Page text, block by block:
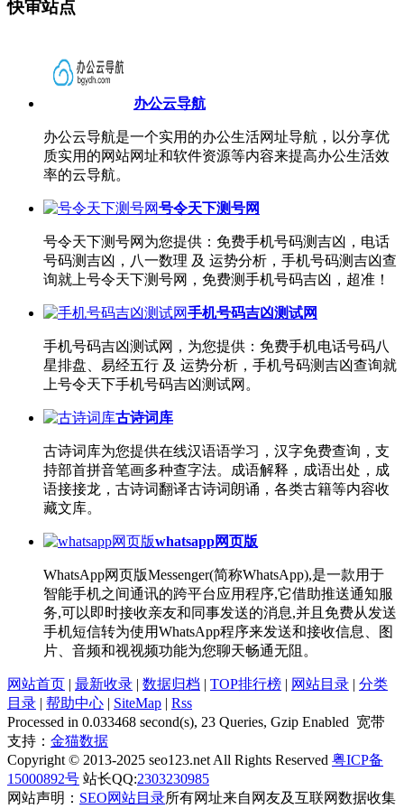
快审站点
办公云导航
办公云导航是一个实用的办公生活网址导航，以分享优
质实用的网站网址和软件资源等内容来提高办公生活效
率的云导航。
号令天下测号网
号令天下测号网为您提供：免费手机号码测吉凶，电话
号码测吉凶，八一数理 及 运势分析，手机号码测吉凶查
询就上号令天下测号网，免费测手机号码吉凶，超准！
手机号码吉凶测试网
手机号码吉凶测试网，为您提供：免费手机电话号码八
星排盘、易经五行 及 运势分析，手机号码测吉凶查询就
上号令天下手机号码吉凶测试网。
古诗词库
古诗词库为您提供在线汉语语学习，汉字免费查询，支
持部首拼音笔画多种查字法。成语解释，成语出处，成
语接接龙，古诗词翻译古诗词朗诵，各类古籍等内容收
藏文库。
whatsapp网页版
WhatsApp网页版Messenger(简称WhatsApp),是一款用于
智能手机之间通讯的跨平台应用程序,它借助推送通知服
务,可以即时接收亲友和同事发送的消息,并且免费从发送
手机短信转为使用WhatsApp程序来发送和接收信息、图
片、音频和视视频功能为您聊天畅通无阻。
网站首页 | 最新收录 | 数据归档 | TOP排行榜 | 网站目录 | 分类
目录 | 帮助中心 | SiteMap | Rss
Processed in 0.033468 second(s), 23 Queries, Gzip Enabled 宽带
支持： 金猫数据
Copyright © 2013-2025 seo123.net All Rights Reserved 粤ICP备
15000892号 站长QQ:2303230985
网站声明： SEO网站目录所有网址来自网友及互联网数据收集